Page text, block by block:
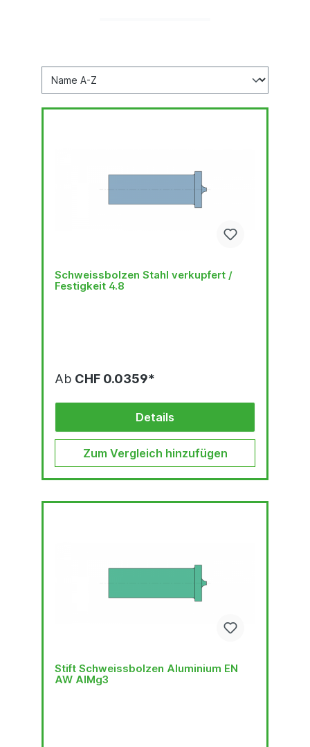
Schweissbolzen Stahl verkupfert /
Festigkeit 4.8
Ab CHF 0.0359*
Details
Zum Vergleich hinzufügen
Stift Schweissbolzen Aluminium EN
AW AIMg3